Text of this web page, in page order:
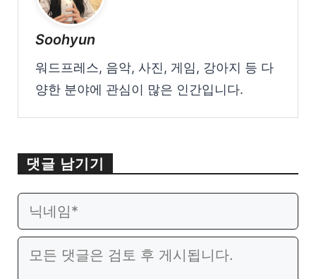
Soohyun
워드프레스, 음악, 사진, 게임, 강아지 등 다
양한 분야에 관심이 많은 인간입니다.
댓글 남기기
댓
이
일
웹
이